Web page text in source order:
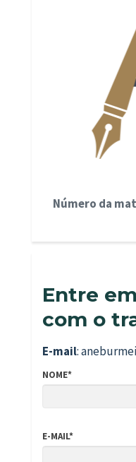
Número da
Entre
com o
E-mail:
NOME*
E-MAIL*